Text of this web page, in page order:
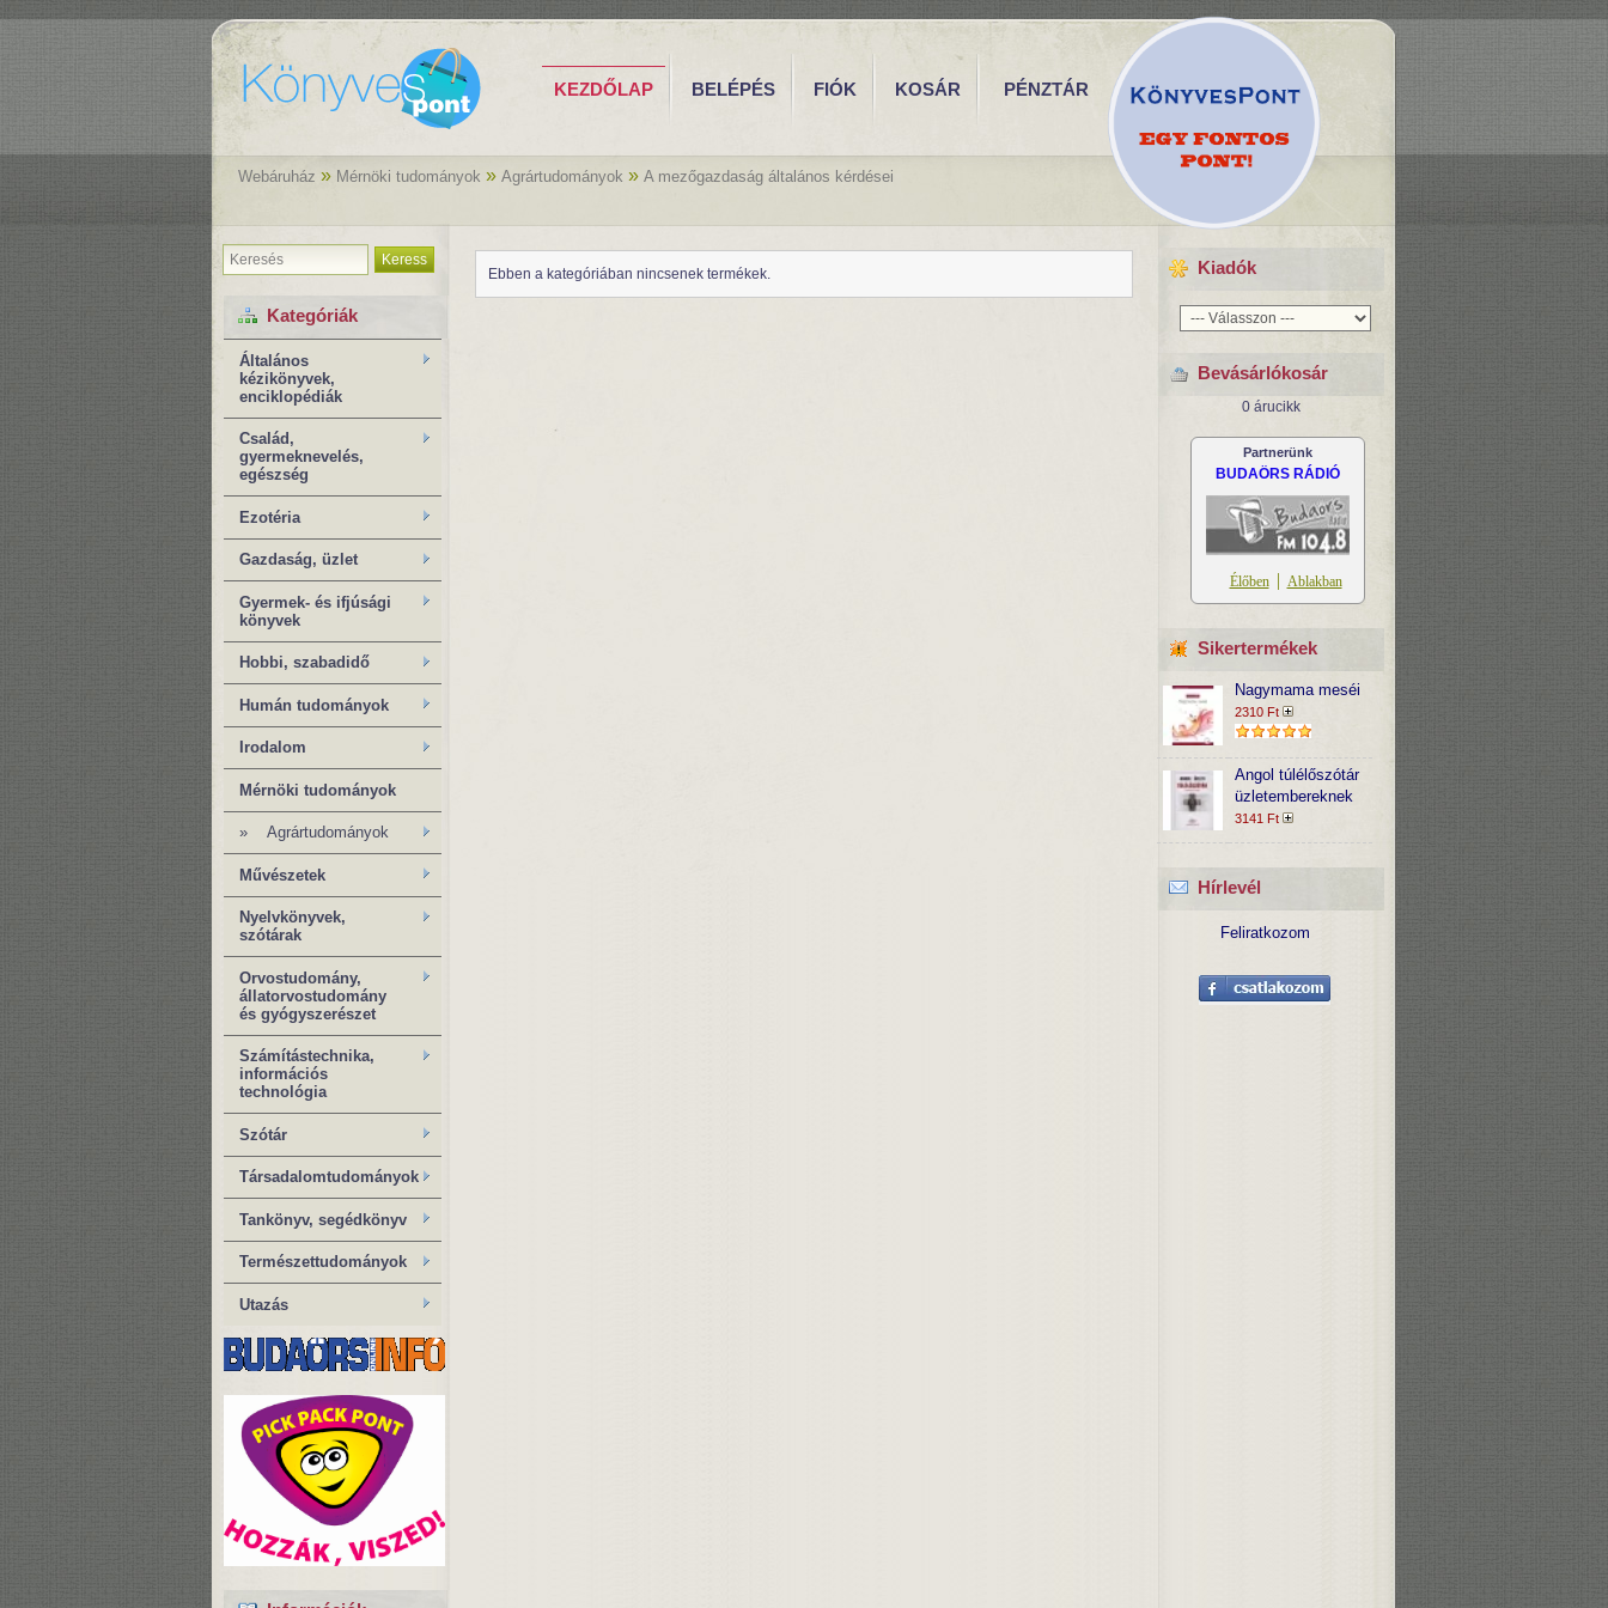
KEZDŐLAP BELÉPÉS FIÓK KOSÁR PÉNZTÁR
Webáruház » Mérnöki tudományok » Agrártudományok » A mezőgazdaság általános kérdései
Keress
Kategóriák
Általános
kézikönyvek,
enciklopédiák
Család,
gyermeknevelés,
egészség
Ezotéria
Gazdaság, üzlet
Gyermek- és ifjúsági
könyvek
Hobbi, szabadidő
Humán tudományok
Irodalom
Mérnöki tudományok
» Agrártudományok
Művészetek
Nyelvkönyvek,
szótárak
Orvostudomány,
állatorvostudomány
és gyógyszerészet
Számítástechnika,
információs
technológia
Szótár
Társadalomtudományok
Tankönyv, segédkönyv
Természettudományok
Utazás
Kiadók
Bevásárlókosár
0 árucikk
Partnerünk
BUDAÖRS RÁDIÓ
Sikertermékek
Nagymama meséi
2310 Ft
Angol túlélőszótár
üzletembereknek
3141 Ft
Hírlevél
Feliratkozom
Ebben a kategóriában nincsenek termékek.